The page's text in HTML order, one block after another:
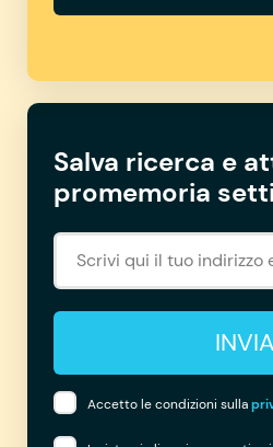
Salva ricerca e
promemoria
INVIA
Accetto le condizioni sulla